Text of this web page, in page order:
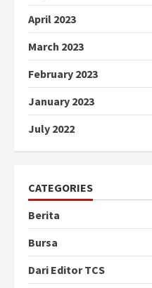
April 2023
March 2023
February 2023
January 2023
July 2022
CATEGORIES
Berita
Bursa
Dari Editor TCS